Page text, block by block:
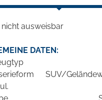
nicht ausweisbar
DATEN:
SUV/